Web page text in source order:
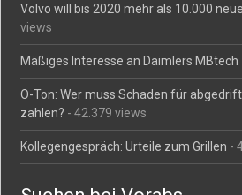
Volvo will bis 2020 mehr als 10.000
views
Mäßiges Interesse an Daimlers MBtech
O-Ton: Wer muss Schaden für
zahlen? - 42.379 views
Kollegengespräch: Urteile zum Grillen -